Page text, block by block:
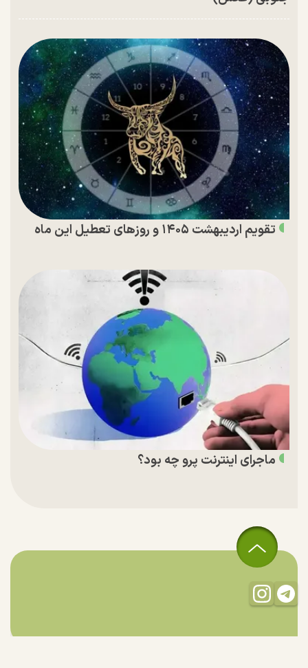
تقویم اردیبهشت ۱۴۰۵ و روز‌های تعطیل این ماه
ماجرای اینترنت پرو چه بود؟